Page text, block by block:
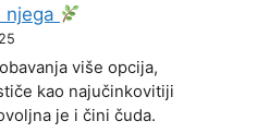
njega
više opcija,
kao najučinkovitiji
je i čini čuda.